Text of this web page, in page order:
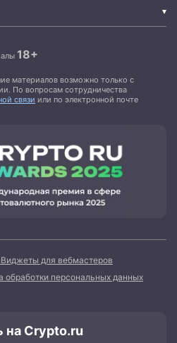
18+
материалов возможно только с
По вопросам сотрудничества
связи или по электронной почте
Виджеты для вебмастеров
обработки персональных данных
на Crypto.ru